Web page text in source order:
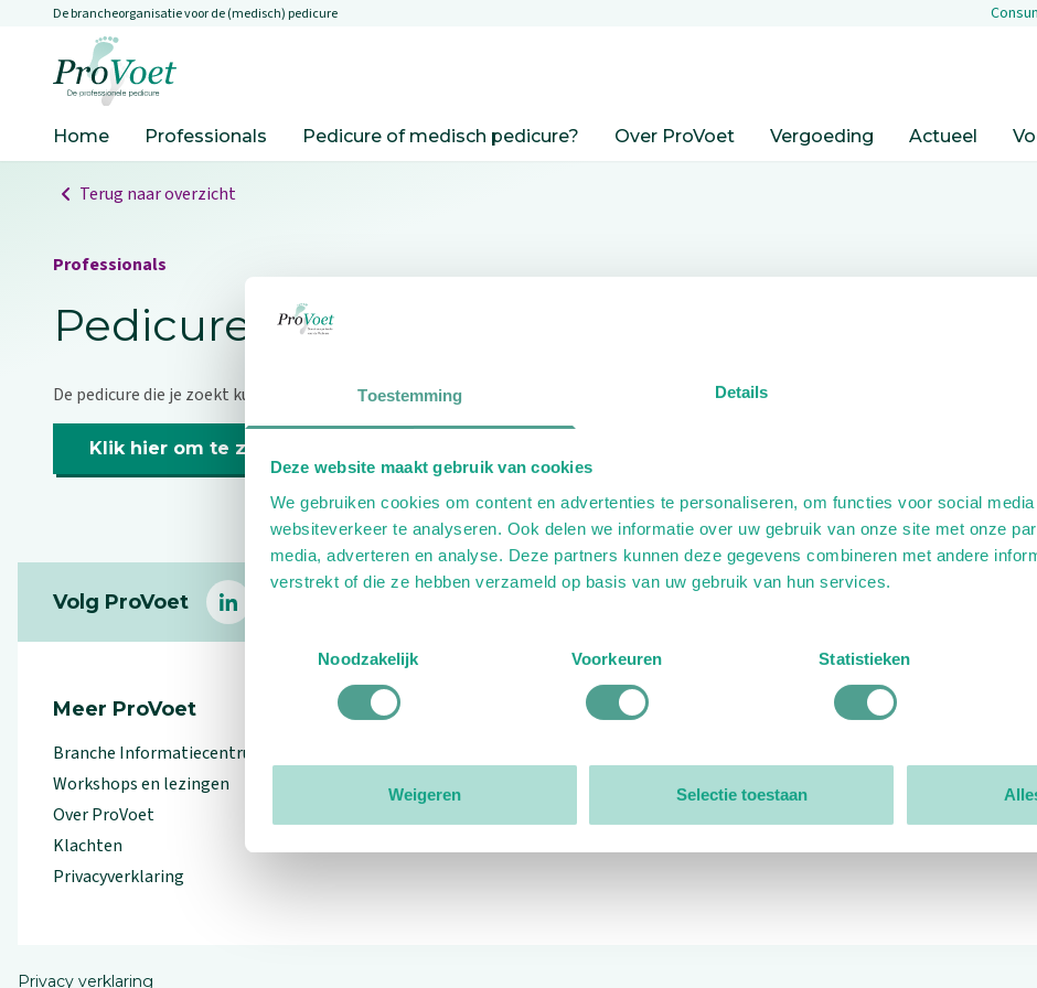
Toestemming Details
Deze website maakt gebruik van cookies
We gebruiken cookies om content en advertenties te personaliseren, om functies voor social
websiteverkeer te analyseren. Ook delen we informatie over uw gebruik van onze site met onze
media, adverteren en analyse. Deze partners kunnen deze gegevens combineren met andere
verstrekt of die ze hebben verzameld op basis van uw gebruik van hun services.
Noodzakelijk
Voorkeuren Statistieken
Weigeren Selectie toestaan
Overslaan en naar de inhoud gaan
De brancheorganisatie voor de (medisch) pedicure
Home Professionals Pedicure of medisch pedicure? Over ProVoet Vergoeding Actueel
Terug naar overzicht
Professionals
Pedicure niet gevonden
De pedicure die je zoekt kunnen we niet vinden.
Klik hier om te zoeken naar een andere pedicure.
Volg ProVoet
linkedin
Meer ProVoet
Branche Informatiecentrum
Workshops en lezingen
Over ProVoet
Klachten
Privacyverklaring
Organisatie
Privacy verklaring